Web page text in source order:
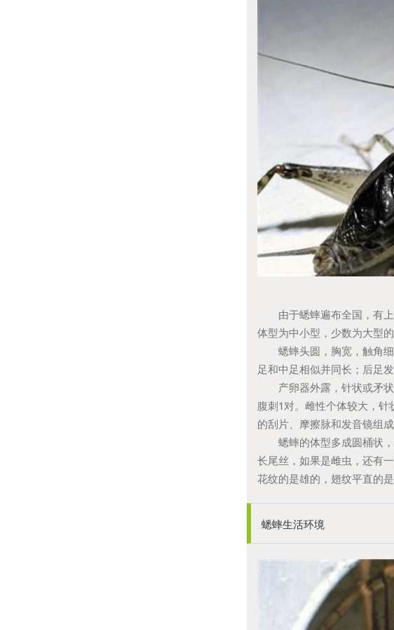
由于蟋蟀遍布全国，有上
体型为中小型，少数为大型
蟋蟀头圆，胸宽，触角细
足和中足相似并同长；后足
产卵器外露，针状或矛状
腹刺1对。雌性个体较大，
的刮片、摩擦脉和发音镜组
蟋蟀的体型多成圆桶状，
长尾丝，如果是雌虫，还有
花纹的是雄的，翅纹平直的
蟋蟀生活环境